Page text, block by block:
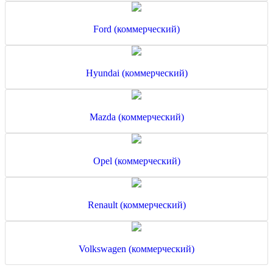
Ford (коммерческий)
Hyundai (коммерческий)
Mazda (коммерческий)
Opel (коммерческий)
Renault (коммерческий)
Volkswagen (коммерческий)